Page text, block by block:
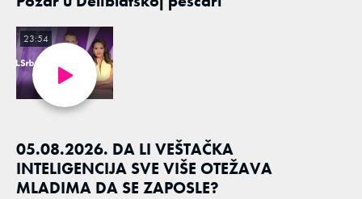
05.08.2026. DA LI VEŠTAČKA
INTELIGENCIJA SVE VIŠE OTEŽAVA
MLADIMA DA SE ZAPOSLE?
23:54